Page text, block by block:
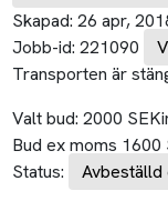
Skapad: 26 apr,
Jobb-id: 221090
Transporten är
Valt bud: 2000 SEK
Bud ex moms 1600
Status: